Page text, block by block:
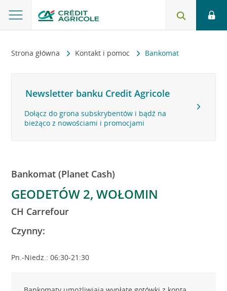
Strona główna Kontakt i pomoc Bankomat
Newsletter banku Credit Agricole
Dołącz do grona subskrybentów i bądź na
bieżąco z nowościami i promocjami
Bankomat (Planet Cash)
GEODETÓW 2, WOŁOMIN
CH Carrefour
Czynny:
Pn.-Niedz.: 06:30-21:30